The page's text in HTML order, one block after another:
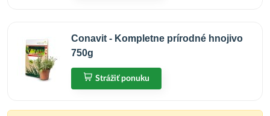
Conavit - Kompletne prírodné hnojivo
750g
Strážiť ponuku